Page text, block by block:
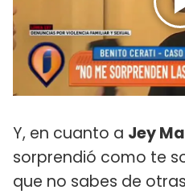
Y, en cuanto a Jey
sorprendió como te
que no sabes de